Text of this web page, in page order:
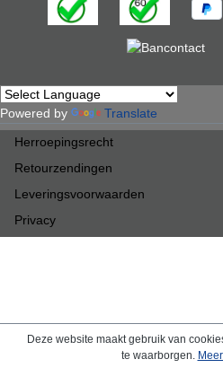
Powered by Translate
Herroepingsrecht
Retourzendingen
Leveringsvoorwaarden
Privacy
Deze website maakt gebruik van
te waarborgen.